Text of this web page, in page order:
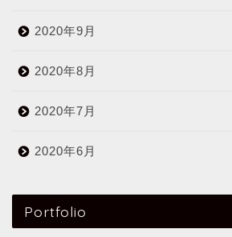
2020年9月
2020年8月
2020年7月
2020年6月
Portfolio